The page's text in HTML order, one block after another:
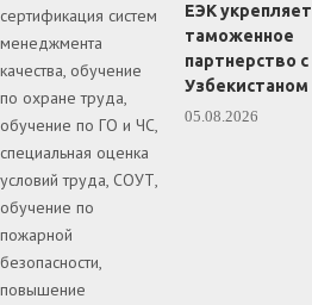
сертификация систем
менеджмента
качества, обучение
по охране труда,
обучение по ГО и ЧС,
специальная оценка
условий труда, СОУТ,
обучение по
пожарной
безопасности,
повышение
ЕЭК укрепляет
таможенное
партнерство с
Узбекистаном
05.08.2026